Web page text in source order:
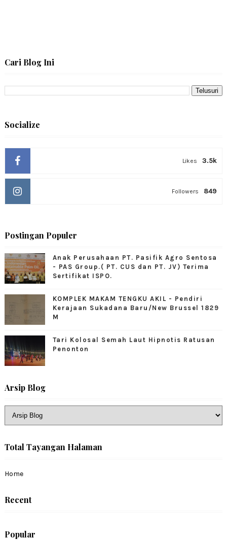
Cari Blog Ini
Socialize
3.5k
Likes
849
Followers
Postingan Populer
Anak Perusahaan PT. Pasifik Agro Sentosa
- PAS Group.( PT. CUS dan PT. JV) Terima
Sertifikat ISPO.
KOMPLEK MAKAM TENGKU AKIL - Pendiri
Kerajaan Sukadana Baru/New Brussel 1829
M
Tari Kolosal Semah Laut Hipnotis Ratusan
Penonton
Arsip Blog
Total Tayangan Halaman
Home
Recent
Popular